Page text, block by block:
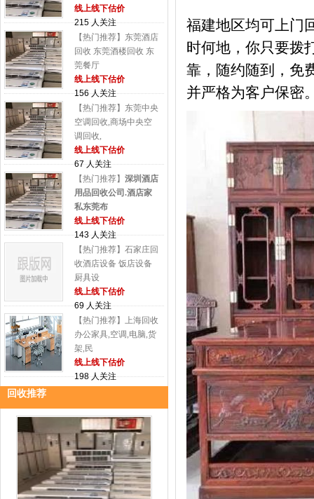
线上线下估价
215 人关注
【热门推荐】东莞酒店
回收 东莞酒楼回收 东
莞餐厅
线上线下估价
156 人关注
【热门推荐】东莞中央
空调回收,商场中央空
调回收,
线上线下估价
67 人关注
【热门推荐】 深圳酒店
用品回收公司.酒店家
私东莞布
线上线下估价
143 人关注
【热门推荐】石家庄回
收酒店设备 饭店设备
厨具设
线上线下估价
69 人关注
【热门推荐】上海回收
办公家具,空调,电脑,货
架,民
线上线下估价
198 人关注
回收推荐
福建地区均可上门
时何地，你只要拨
靠，随约随到，免
并严格为客户保密